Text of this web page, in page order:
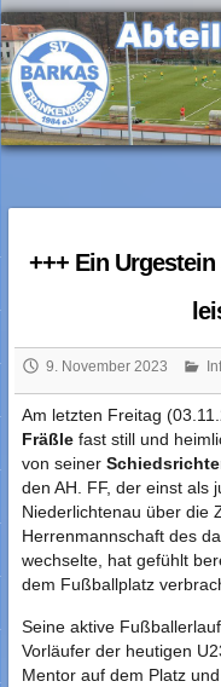
Skip
to
content
SV Barkas
+++ Ein
9. November 2023
Am letzten Freitag
Fräßlefast still und
von seiner
den AH. FF, der einst als
Niederlichtenau über die
Herrenmannschaft des
wechselte, hat gefühlt
dem Fußballplatz
Seine aktive
Vorläufer der heutigen
Mentor auf dem Platz